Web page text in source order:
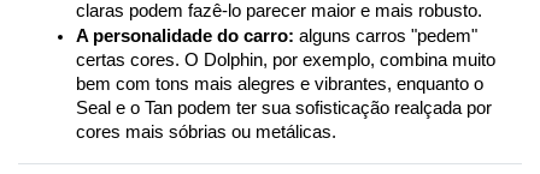
claras podem fazê-lo parecer maior e mais robusto.
A personalidade do carro: alguns carros "pedem"
certas cores. O Dolphin, por exemplo, combina muito
bem com tons mais alegres e vibrantes, enquanto o
Seal e o Tan podem ter sua sofisticação realçada por
cores mais sóbrias ou metálicas.